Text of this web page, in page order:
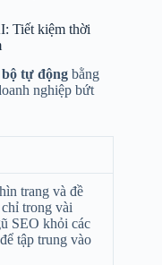
Tiết kiệm thời
tự động bằng
nghiệp bứt
trang và đề
trong vài
SEO khỏi các
tập trung vào